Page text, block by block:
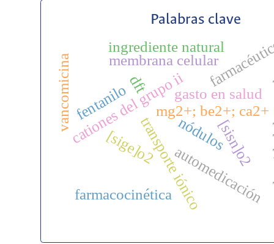
Palabras clave
cationes del grupo iimg2+; be2+; ca2+
transporte iónico
[sige]o2 [sisn]o2
membrana celular
gasto en salud
automedicación
dft
ingrediente natural
vancomicina
farmacocinética
nódulos
fentanilo